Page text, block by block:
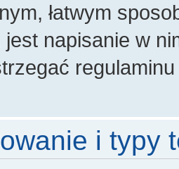
łatwym
jest napisanie w
i typy